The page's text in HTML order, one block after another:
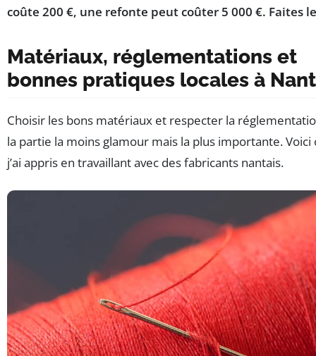
coûte 200 €, une refonte peut coûter 5 000 €. Faites
Matériaux, réglementations et
bonnes pratiques locales à
Choisir les bons matériaux et respecter la
la partie la moins glamour mais la plus importante. Voici
j’ai appris en travaillant avec des fabricants nantais.